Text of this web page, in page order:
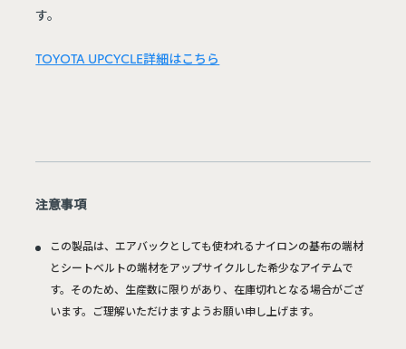
す。
TOYOTA UPCYCLE詳細はこちら
注意事項
この製品は、エアバックとしても使われるナイロンの基布の端材
とシートベルトの端材をアップサイクルした希少なアイテムで
す。そのため、生産数に限りがあり、在庫切れとなる場合がござ
います。ご理解いただけますようお願い申し上げます。